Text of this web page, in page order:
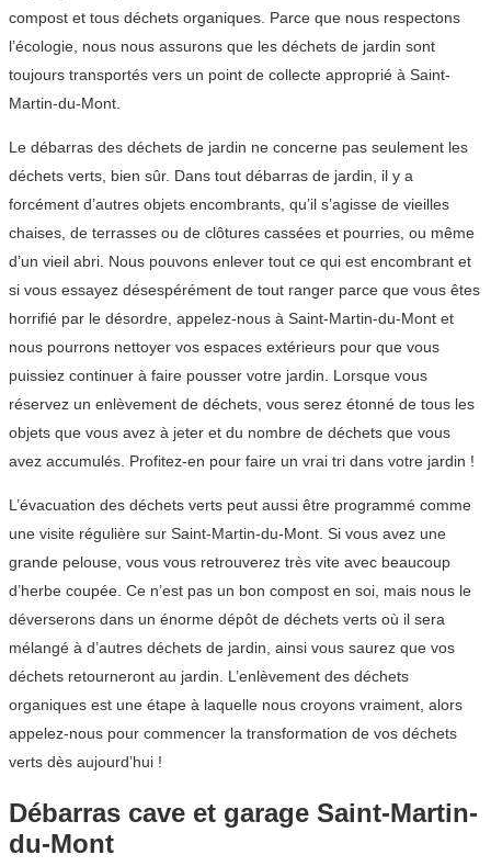
compost et tous déchets organiques. Parce que nous respectons
l’écologie, nous nous assurons que les déchets de jardin sont
toujours transportés vers un point de collecte approprié à Saint-
Martin-du-Mont.
Le débarras des déchets de jardin ne concerne pas seulement les
déchets verts, bien sûr. Dans tout débarras de jardin, il y a
forcément d’autres objets encombrants, qu’il s’agisse de vieilles
chaises, de terrasses ou de clôtures cassées et pourries, ou même
d’un vieil abri. Nous pouvons enlever tout ce qui est encombrant et
si vous essayez désespérément de tout ranger parce que vous êtes
horrifié par le désordre, appelez-nous à Saint-Martin-du-Mont et
nous pourrons nettoyer vos espaces extérieurs pour que vous
puissiez continuer à faire pousser votre jardin. Lorsque vous
réservez un enlèvement de déchets, vous serez étonné de tous les
objets que vous avez à jeter et du nombre de déchets que vous
avez accumulés. Profitez-en pour faire un vrai tri dans votre jardin !
L’évacuation des déchets verts peut aussi être programmé comme
une visite régulière sur Saint-Martin-du-Mont. Si vous avez une
grande pelouse, vous vous retrouverez très vite avec beaucoup
d’herbe coupée. Ce n’est pas un bon compost en soi, mais nous le
déverserons dans un énorme dépôt de déchets verts où il sera
mélangé à d’autres déchets de jardin, ainsi vous saurez que vos
déchets retourneront au jardin. L’enlèvement des déchets
organiques est une étape à laquelle nous croyons vraiment, alors
appelez-nous pour commencer la transformation de vos déchets
verts dès aujourd’hui !
Débarras cave et garage Saint-Martin-
du-Mont